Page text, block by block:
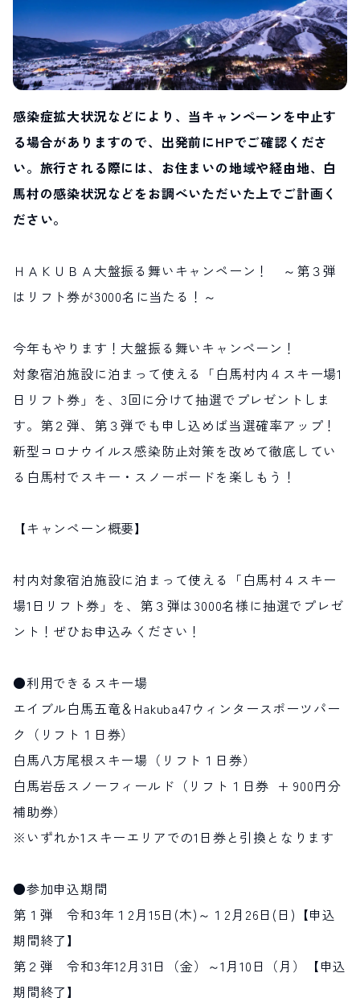
お問い合わせ LINEで
白馬村観光局インフォメーション
Snow Peak LAND STATION HAKUBA内
TEL.0261-85-4210 / FAX.0261-85-4240
お知らせ
MEISTER TOUR
マイスターツアー
STAY
宿泊施設
ACTIVITIES
アクティビティー
HAKUBA ORIGINAL
Hakuba Original
NORWAY VILLAGE
ノルウェービレッジ
白馬村の季節 塩の道
FURUSATO TAX
ふるさと納税
サイト内検索
白馬村までのアクセス
白馬村内の交通情報
会社概要
プライバシーポリシー
感染症拡大状況などにより、当キャンペーンを中止す
る場合がありますので、出発前にHPでご確認くださ
い。旅行される際には、お住まいの地域や経由地、白
馬村の感染状況などをお調べいただいた上でご計画く
ださい。
ＨＡＫＵＢＡ大盤振る舞いキャンペーン！ ～第３弾
はリフト券が3000名に当たる！～
今年もやります！大盤振る舞いキャンペーン！
対象宿泊施設に泊まって使える「白馬村内４スキー場1
日リフト券」を、3回に分けて抽選でプレゼントしま
す。第２弾、第３弾でも申し込めば当選確率アップ！
新型コロナウイルス感染防止対策を改めて徹底してい
る白馬村でスキー・スノーボードを楽しもう！
【キャンペーン概要】
村内対象宿泊施設に泊まって使える「白馬村４スキー
場1日リフト券」を、第３弾は3000名様に抽選でプレゼ
ント！ぜひお申込みください！
●利用できるスキー場
エイブル白馬五竜＆Hakuba47ウィンタースポーツパー
ク（リフト１日券）
白馬八方尾根スキー場（リフト１日券）
白馬岩岳スノーフィールド（リフト１日券 + 900円分
補助券）
※いずれか1スキーエリアでの1日券と引換となります
●参加申込期間
第１弾 令和3年１2月15日(木)～１2月26日(日)【申込
期間終了】
第２弾 令和3年12月31日（金）～1月10日（月）【申込
期間終了】